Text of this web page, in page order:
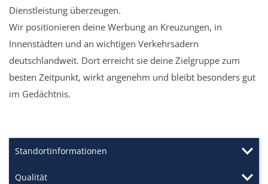
Dienstleistung überzeugen.
Wir positionieren deine Werbung an Kreuzungen, in
Innenstädten und an wichtigen Verkehrsadern
deutschlandweit. Dort erreicht sie deine Zielgruppe zum
besten Zeitpunkt, wirkt angenehm und bleibt besonders gut
im Gedächtnis.
Standortinformationen
Qualität